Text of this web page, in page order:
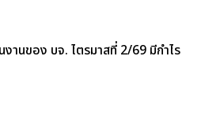
งานของ บจ. ไตรมาสที่ 2/69 มีกำไร